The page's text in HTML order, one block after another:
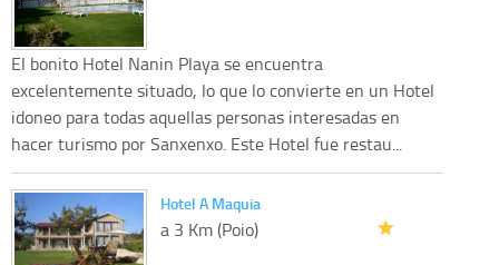
El bonito Hotel Nanin Playa se encuentra
excelentemente situado, lo que lo convierte en un Hotel
idoneo para todas aquellas personas interesadas en
hacer turismo por Sanxenxo. Este Hotel fue restau...
Hotel A Maquia
a 3 Km (Poio)